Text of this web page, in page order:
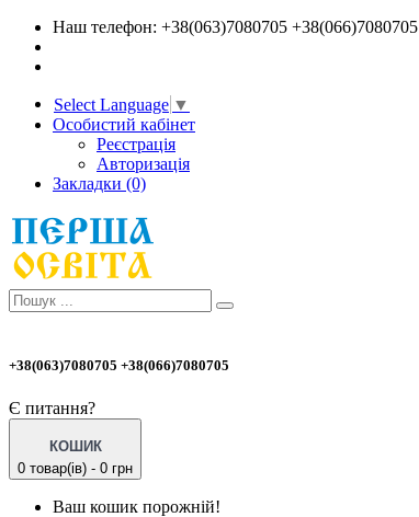
Наш телефон: +38(063)7080705 +38(066)7080705
Select Language ▼
Особистий кабінет
Реєстрація
Авторизація
Закладки (0)
+38(063)7080705 +38(066)7080705
Є питання?
КОШИК
0 товар(ів) - 0 грн
Ваш кошик порожній!